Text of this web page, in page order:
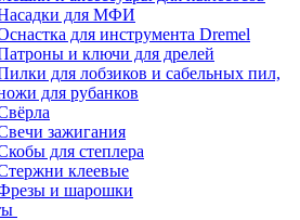
для МФИ
для инструмента Dremel
и ключи для дрелей
для лобзиков и сабельных пил,
для рубанков
зажигания
для степлера
клеевые
и шарошки